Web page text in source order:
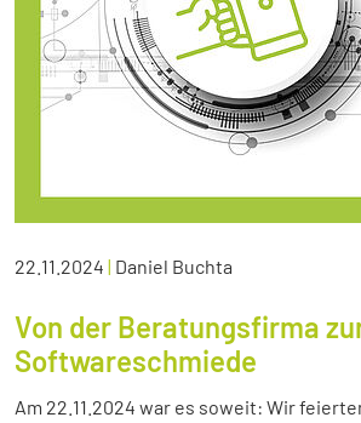
22.11.2024 | Daniel Buchta
Von der Beratungsfirma
Softwareschmiede
Am 22.11.2024 war es soweit: Wir